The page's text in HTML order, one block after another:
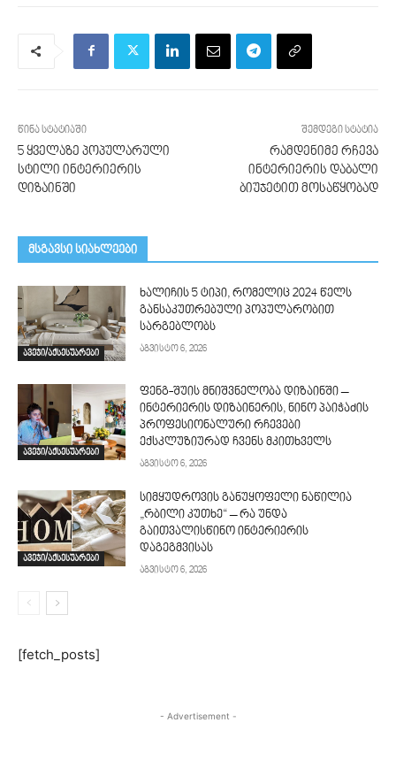
წინა სტატიაში
5 ყველაზე პოპულარული
სტილი ინტერიერის
დიზაინში
შემდეგი სტატია
რამდენიმე რჩევა
ინტერიერის დაბალი
ბიუჯეტით მოსაწყობად
მსგავსი სიახლეები
ავეჯი/აქსესუარები
ხალიჩის 5 ტიპი, რომელიც 2024 წელს
განსაკუთრებული პოპულარობით
სარგებლობს
აგვისტო 6, 2026
ავეჯი/აქსესუარები
ფენგ-შუის მნიშვნელობა დიზაინში –
ინტერიერის დიზაინერის, ნინო პაიჭაძის
პროფესიონალური რჩევები
ექსკლუზიურად ჩვენს მკითხველს
აგვისტო 6, 2026
ავეჯი/აქსესუარები
სიმყუდროვის განუყოფელი ნაწილია
„რბილი კუთხე“ – რა უნდა
გაითვალისწინო ინტერიერის
დაგეგმვისას
აგვისტო 6, 2026
[fetch_posts]
- Advertisement -